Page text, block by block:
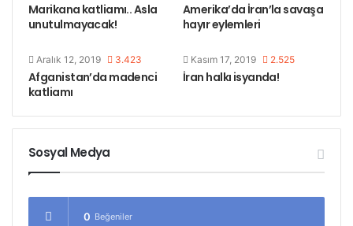
Marikana katliamı.. Asla
unutulmayacak!
Amerika’da İran’la savaşa
hayır eylemleri
Aralık 12, 2019 3.423
Afganistan’da madenci
katliamı
Kasım 17, 2019 2.525
İran halkı isyanda!
Sosyal Medya
0 Beğeniler